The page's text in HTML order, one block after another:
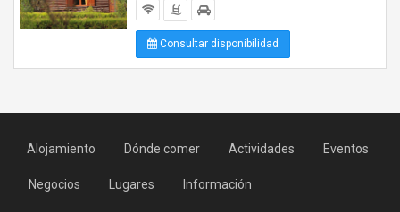
Consultar disponibilidad
Alojamiento Dónde comer Actividades Eventos
Negocios Lugares Información